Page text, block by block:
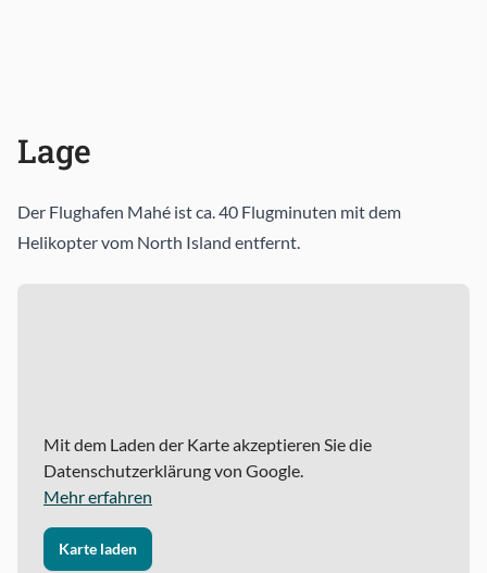
Lage
Der Flughafen Mahé ist ca. 40 Flugminuten mit dem
Helikopter vom North Island entfernt.
Mit dem Laden der Karte akzeptieren Sie die
Datenschutzerklärung von Google.
Mehr erfahren
Karte laden